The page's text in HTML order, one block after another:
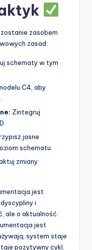
zasobem
zasad:
schematy w tym
C4, aby
Zintegruj
jasne
schematu.
zmiany
jest
i
ale o aktualność.
jest
system staje
pozytywny cykl,